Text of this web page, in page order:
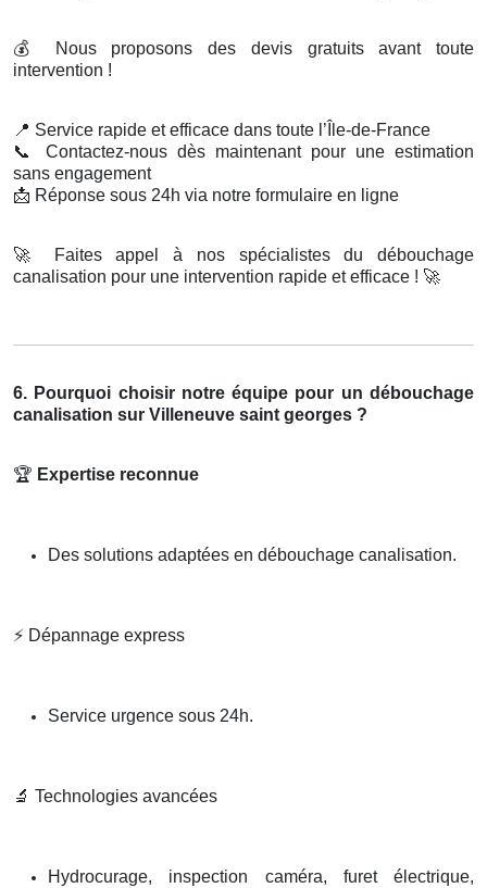
💰
Nous proposons des devis gratuits avant toute
intervention !
📍 Service rapide et efficace dans toute l’Île-de-France
📞
Contactez-nous dès maintenant pour une estimation
sans engagement
📩 Réponse sous 24h via notre formulaire en ligne
🚀
Faites appel à nos spécialistes du débouchage
canalisation pour une intervention rapide et efficace ! 🚀
6. Pourquoi choisir notre équipe pour un débouchage
canalisation sur Villeneuve saint georges ?
🏆 Expertise reconnue
Des solutions adaptées en débouchage canalisation.
⚡ Dépannage express
Service urgence sous 24h.
🔬 Technologies avancées
Hydrocurage, inspection caméra, furet électrique,